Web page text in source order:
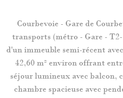
Courbevoie - Gare de
transports (métro - Gare -
d'un immeuble semi-récent
42,60 m² environ offrant
séjour lumineux avec balcon,
chambre spacieuse avec